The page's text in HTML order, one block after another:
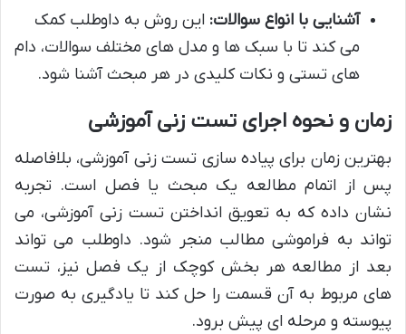
آشنایی با انواع سوالات: این روش به داوطلب کمک
می کند تا با سبک ها و مدل های مختلف سوالات، دام
های تستی و نکات کلیدی در هر مبحث آشنا شود.
زمان و نحوه اجرای تست زنی آموزشی
بهترین زمان برای پیاده سازی تست زنی آموزشی، بلافاصله
پس از اتمام مطالعه یک مبحث یا فصل است. تجربه
نشان داده که به تعویق انداختن تست زنی آموزشی، می
تواند به فراموشی مطالب منجر شود. داوطلب می تواند
بعد از مطالعه هر بخش کوچک از یک فصل نیز، تست
های مربوط به آن قسمت را حل کند تا یادگیری به صورت
پیوسته و مرحله ای پیش برود.